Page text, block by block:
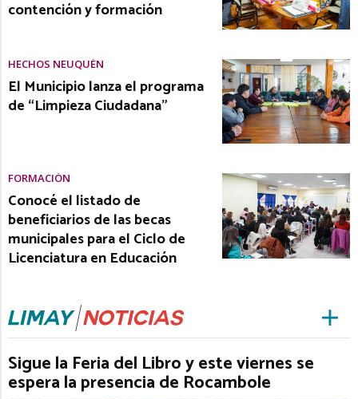
contención y formación
HECHOS NEUQUÉN
El Municipio lanza el programa
de “Limpieza Ciudadana”
FORMACIÓN
Conocé el listado de
beneficiarios de las becas
municipales para el Ciclo de
Licenciatura en Educación
Sigue la Feria del Libro y este viernes se
espera la presencia de Rocambole